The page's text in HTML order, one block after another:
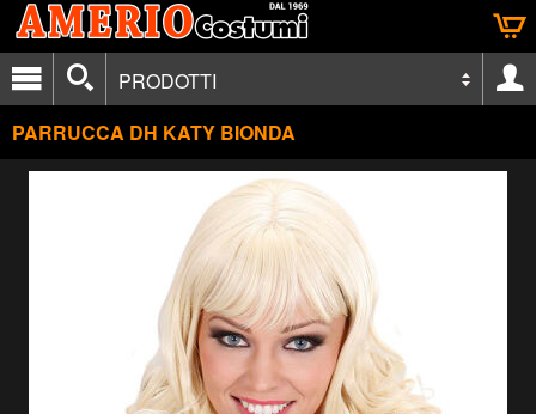
PRODOTTI
PARRUCCA DH KATY BIONDA